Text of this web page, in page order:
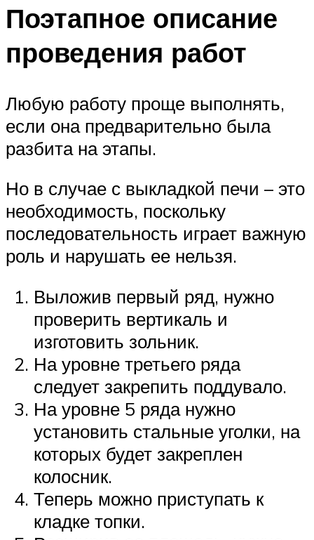
Поэтапное описание
проведения работ
Любую работу проще выполнять,
если она предварительно была
разбита на этапы.
Но в случае с выкладкой печи – это
необходимость, поскольку
последовательность играет важную
роль и нарушать ее нельзя.
Выложив первый ряд, нужно
проверить вертикаль и
изготовить зольник.
На уровне третьего ряда
следует закрепить поддувало.
На уровне 5 ряда нужно
установить стальные уголки, на
которых будет закреплен
колосник.
Теперь можно приступать к
кладке топки.